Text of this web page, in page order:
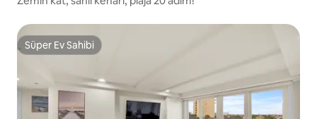
Süper Ev Sahibi
Süper Ev Sahibi